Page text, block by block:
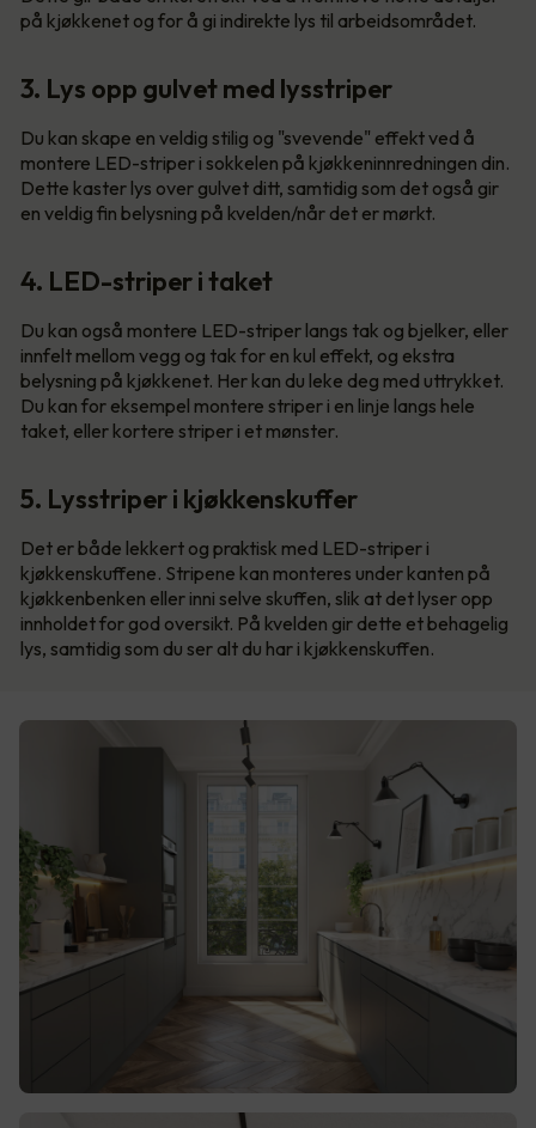
på kjøkkenet og for å gi indirekte lys til arbeidsområdet.
3. Lys opp gulvet med lysstriper
Du kan skape en veldig stilig og "svevende" effekt ved å
montere LED-striper i sokkelen på kjøkkeninnredningen din.
Dette kaster lys over gulvet ditt, samtidig som det også gir
en veldig fin belysning på kvelden/når det er mørkt.
4. LED-striper i taket
Du kan også montere LED-striper langs tak og bjelker, eller
innfelt mellom vegg og tak for en kul effekt, og ekstra
belysning på kjøkkenet. Her kan du leke deg med uttrykket.
Du kan for eksempel montere striper i en linje langs hele
taket, eller kortere striper i et mønster.
5. Lysstriper i kjøkkenskuffer
Det er både lekkert og praktisk med LED-striper i
kjøkkenskuffene. Stripene kan monteres under kanten på
kjøkkenbenken eller inni selve skuffen, slik at det lyser opp
innholdet for god oversikt. På kvelden gir dette et behagelig
lys, samtidig som du ser alt du har i kjøkkenskuffen.